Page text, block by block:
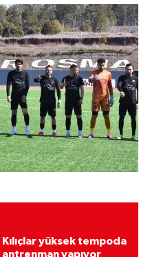
Kılıçlar yüksek tempoda
antrenman yapıyor